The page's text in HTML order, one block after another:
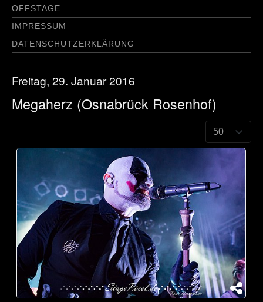
OFFSTAGE
IMPRESSUM
DATENSCHUTZERKLÄRUNG
Freitag, 29. Januar 2016
Megaherz (Osnabrück Rosenhof)